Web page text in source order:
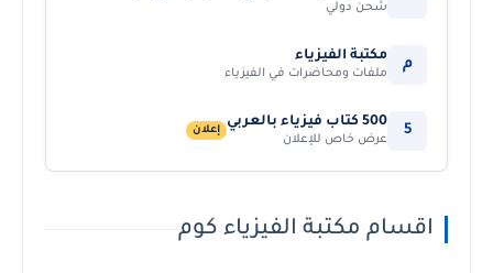
شحن دولي
م مكتبة الفيزياء
ملفات ومحاضرات في الفيزياء
5 500 كتاب فيزياء بالعربي
عرض خاص للإعلان
إعلان
اقسام مكتبة الفيزياء كوم